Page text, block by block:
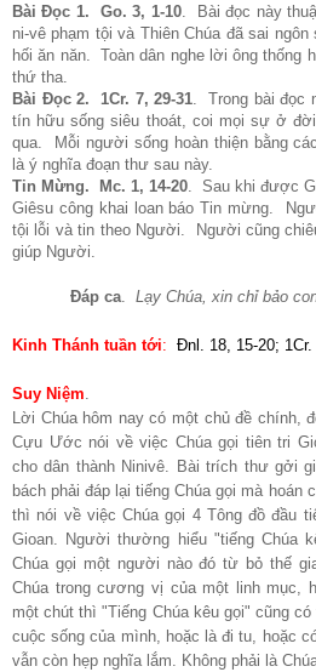
Bài Đọc 1. Go. 3, 1-10. Bài đọc này
ni-vê phạm tội và Thiên Chúa đã sai
hối ăn năn. Toàn dân nghe lời ông thống
thứ tha.
Bài Đọc 2. 1Cr. 7, 29-31. Trong bài đọc
tín hữu sống siêu thoát, coi mọi sự ở
qua. Mỗi người sống hoàn thiện bằng
là ý nghĩa đoạn thư sau này.
Tin Mừng. Mc. 1, 14-20. Sau khi được
Giêsu công khai loan báo Tin mừng.
tội lỗi và tin theo Người. Người cũng
giúp Người.
Đáp ca. Lạy Chúa, xin chỉ bảo
Kinh Thánh tuần tới: Ðnl. 18, 15-20;
Suy Niệm.
Lời Chúa hôm nay có một chủ đề chính,
Cựu Ước nói về việc Chúa gọi tiên tri
cho dân thành Ninivê. Bài trích thư gởi
bách phải đáp lại tiếng Chúa gọi mà hoán
thì nói về việc Chúa gọi 4 Tông đồ đầu
Gioan. Người thường hiểu "tiếng Chúa
Chúa gọi một người nào đó từ bỏ thế
Chúa trong cương vị của một linh mục,
một chút thì "Tiếng Chúa kêu gọi" cũng
cuộc sống của mình, hoặc là đi tu, hoặc
vẫn còn hẹp nghĩa lắm. Không phải là